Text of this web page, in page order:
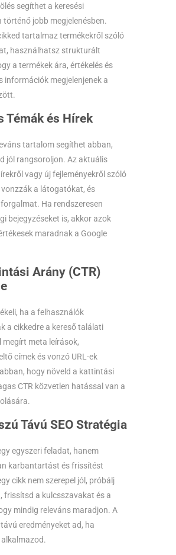
segíthet a keresési
jobb megjelenésben.
tartalmaz termékekről szóló
használhatsz strukturált
a termékek ára, értékelés és
információk megjelenjenek a
Témák és Hírek
tartalom segíthet abban,
jól rangsoroljon. Az aktuális
vagy új fejleményekről szóló
vonzzák a látogatókat, és
Ha rendszeresen
bejegyzéseket is, akkor azok
maradnak a Google
Arány (CTR)
ha a felhasználók
a cikkedre a kereső találati
megírt meta leírások,
címek és vonzó URL-ek
hogy növeld a kattintási
CTR közvetlen hatással van a
Távú SEO Stratégia
egyszeri feladat, hanem
karbantartást és frissítést
cikk nem szerepel jól, próbálj
frissítsd a kulcsszavakat és a
mindig releváns maradjon. A
eredményeket ad, ha